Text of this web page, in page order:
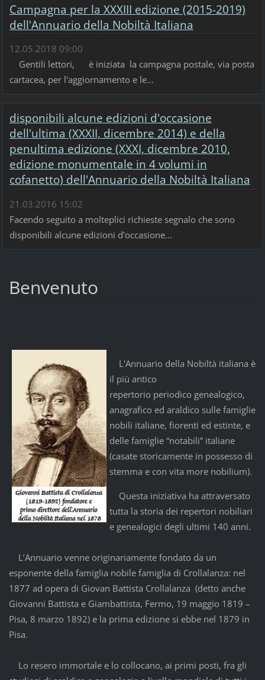
Campagna per la XXXIII edizione (2015-2019)
dell'Annuario della Nobiltà Italiana
12.05.2018 09:00
Gentili lettori, è iniziata la campagna postale, via posta
cartacea, per l'aggiornamento e le...
disponibili alcune edizioni d'occasione
dell'ultima (XXXII, dicembre 2014) e della
penultima edizione (XXXI, dicembre 2010,
edizione monumentale in 4 volumi in
cofanetto) dell'Annuario della Nobiltà Italiana
21.03.2016 15:02
Facendo seguito a molteplici richieste segnalo che sono
disponibili alcune edizioni d'occasione...
Benvenuto
L'Annuario della Nobiltà italiana è
il più antico
repertorio periodico genealogico,
anagrafico ed araldico sulle famiglie
nobili italiane, fiorenti ed estinte, e
delle famiglie “notabili” italiane
(casate storicamente in possesso di
stemma e con vita more nobilium).
Questa iniziativa ha attraversato
tutta la storia dei repertori nobiliari
e genealogici degli ultimi 140 anni.
L’Annuario venne originariamente fondato da un
esponente della famiglia nobile famiglia di Crollalanza: nel
1877 ad opera di Giovan Battista Crollalanza (detto anche
Giovanni Battista e Giambattista, Fermo, 19 maggio 1819 –
Pisa, 8 marzo 1892) e la prima edizione si ebbe nel 1879 in
Pisa.
Lo resero immortale e lo collocano, ai primi posti, fra gli